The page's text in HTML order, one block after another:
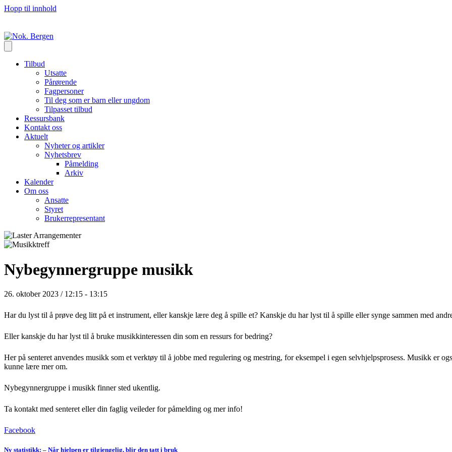
Hopp til innhold
Tilbud
Utsatte
Pårørende
Fagpersoner
Til deg som er barn eller ungdom
Tilpasset tilbud
Ressursbank
Kontakt oss
Aktuelt
Nyheter og artikler
Nyhetsbrev
Påmelding
Arkiv
Kalender
Om oss
Ansatte
Styret
Brukerrepresentant
Nybegynnergruppe musikk
26. oktober 2023 / 12:15 - 13:15
Har du lyst til å prøve deg litt på et instrument, eller kanskje lære deg å spille et? Kanskje du har lyst til å spille eller synge sammen med
Eller kanskje du har lyst til å bruke musikkinteressen din som en ressurs for bedring?
Her på senteret anvendes musikk som et verktøy til å jobbe med regulering og mestring, for eksempel i egen selvhjelpsprosess. Musikk er
kunne lære mer om.
Nybegynnergruppe i musikk finner sted ukentlig.
Ta kontakt med senteret eller din faglig veileder for påmelding og mer info!
Facebook
Ny statistikk: – Når hjelpen er tilgjengelig, blir den tatt i bruk